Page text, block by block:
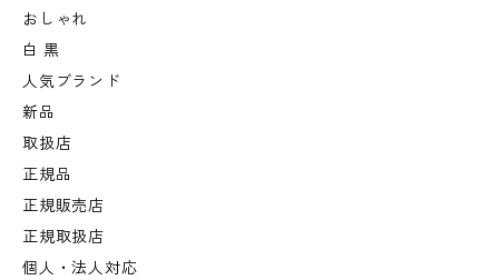
おしゃれ
白 黒
人気ブランド
新品
取扱店
正規品
正規販売店
正規取扱店
個人・法人対応